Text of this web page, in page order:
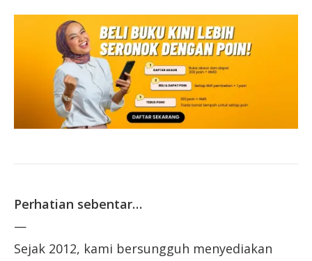
Perhatian sebentar…
—
Sejak 2012, kami bersungguh menyediakan